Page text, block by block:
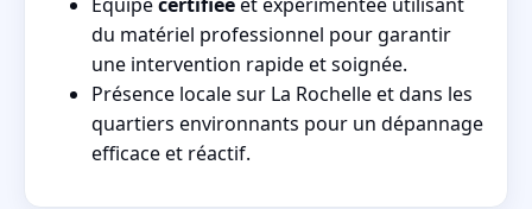
du matériel professionnel pour garantir
une intervention rapide et soignée.
Présence locale sur La Rochelle et dans les
quartiers environnants pour un dépannage
efficace et réactif.